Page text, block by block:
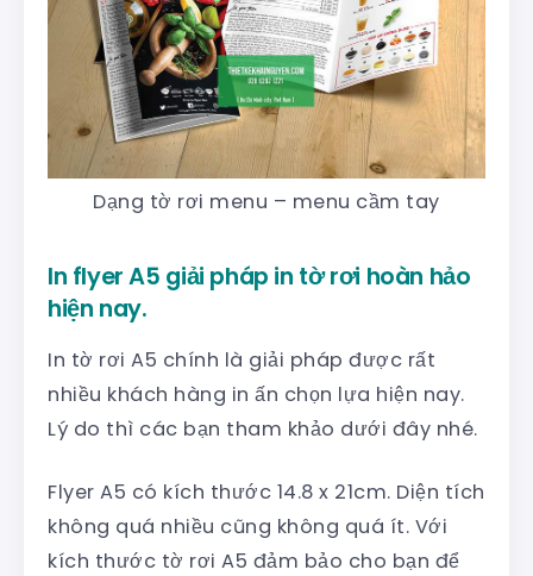
Dạng tờ rơi menu – menu cầm tay
In flyer A5 giải pháp in tờ rơi hoàn hảo
hiện nay.
In tờ rơi A5 chính là giải pháp được rất
nhiều khách hàng in ấn chọn lựa hiện nay.
Lý do thì các bạn tham khảo dưới đây nhé.
Flyer A5 có kích thước 14.8 x 21cm. Diện tích
không quá nhiều cũng không quá ít. Với
kích thước tờ rơi A5 đảm bảo cho bạn để